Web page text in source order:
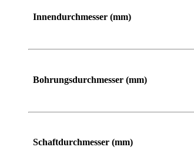
Innendurchmesser (mm)
Bohrungsdurchmesser (mm)
Schaftdurchmesser (mm)